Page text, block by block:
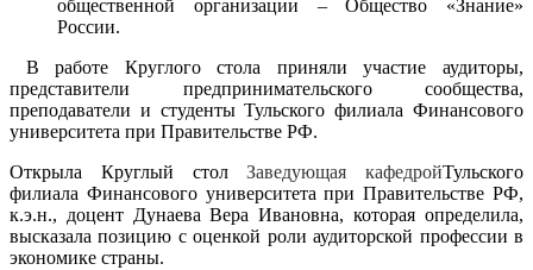
общественной организации – Общество «Знание»
России.
В работе Круглого стола приняли участие аудиторы,
представители предпринимательского сообщества,
преподаватели и студенты Тульского филиала Финансового
университета при Правительстве РФ.
Открыла Круглый столЗаведующая кафедройТульского
филиала Финансового университета при Правительстве РФ,
к.э.н., доцент Дунаева Вера Ивановна, которая определила,
высказала позицию с оценкой роли аудиторской профессии в
экономике страны.